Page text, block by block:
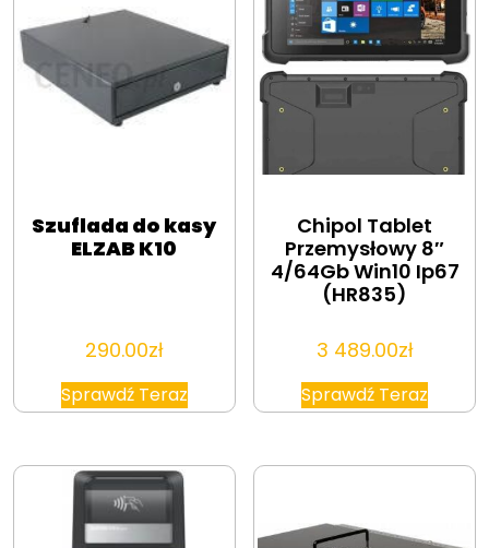
Szuflada do kasy
ELZAB K10
290.00zł
Sprawdź Teraz
Chipol Tablet
Przemysłowy 8″
4/64Gb Win10 Ip67
(HR835)
3 489.00zł
Sprawdź Teraz